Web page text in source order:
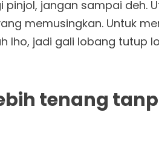
pinjol, jangan sampai deh.
memusingkan. Untuk
lho, jadi gali lobang tutup
tenang